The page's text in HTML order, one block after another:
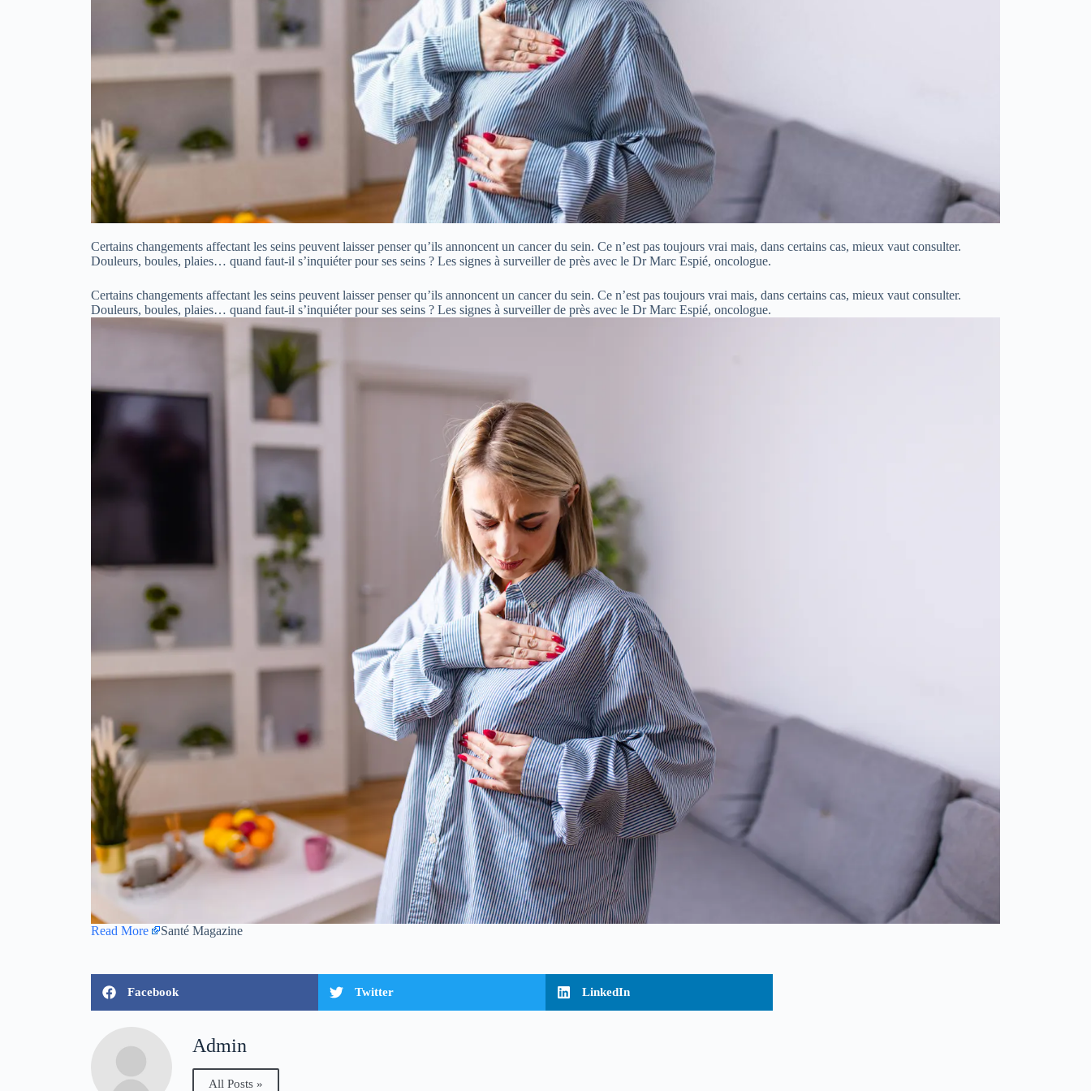
Certains changements affectant les seins peuvent laisser penser qu’ils annoncent un cancer du sein. Ce n’est pas toujours vrai mais, dans certains cas, mieux vaut consulter.
Douleurs, boules, plaies… quand faut-il s’inquiéter pour ses seins ? Les signes à surveiller de près avec le Dr Marc Espié, oncologue.
Certains changements affectant les seins peuvent laisser penser qu’ils annoncent un cancer du sein. Ce n’est pas toujours vrai mais, dans certains cas, mieux vaut consulter.
Douleurs, boules, plaies… quand faut-il s’inquiéter pour ses seins ? Les signes à surveiller de près avec le Dr Marc Espié, oncologue.
Read More Santé Magazine
Facebook Twitter LinkedIn
Admin
All Posts »